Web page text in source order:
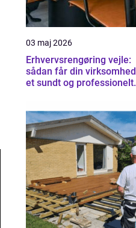
03 maj 2026
Erhvervsrengøring vejle:
sådan får din virksomhed
et sundt og professionelt